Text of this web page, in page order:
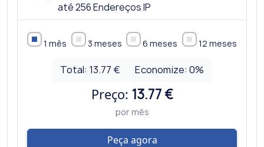
até 256 Endereços IP
1 mês 3 meses 6 meses 12 meses
Total: 13.77 € Economize:0%
Preço: 13.77 €
por mês
Peça agora